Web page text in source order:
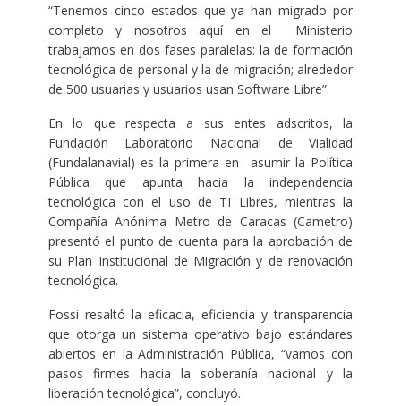
“Tenemos cinco estados que ya han migrado por
completo y nosotros aquí en el Ministerio
trabajamos en dos fases paralelas: la de formación
tecnológica de personal y la de migración; alrededor
de 500 usuarias y usuarios usan Software Libre”.
En lo que respecta a sus entes adscritos, la
Fundación Laboratorio Nacional de Vialidad
(Fundalanavial) es la primera en asumir la Política
Pública que apunta hacia la independencia
tecnológica con el uso de TI Libres, mientras la
Compañía Anónima Metro de Caracas (Cametro)
presentó el punto de cuenta para la aprobación de
su Plan Institucional de Migración y de renovación
tecnológica.
Fossi resaltó la eficacia, eficiencia y transparencia
que otorga un sistema operativo bajo estándares
abiertos en la Administración Pública, “vamos con
pasos firmes hacia la soberanía nacional y la
liberación tecnológica”, concluyó.